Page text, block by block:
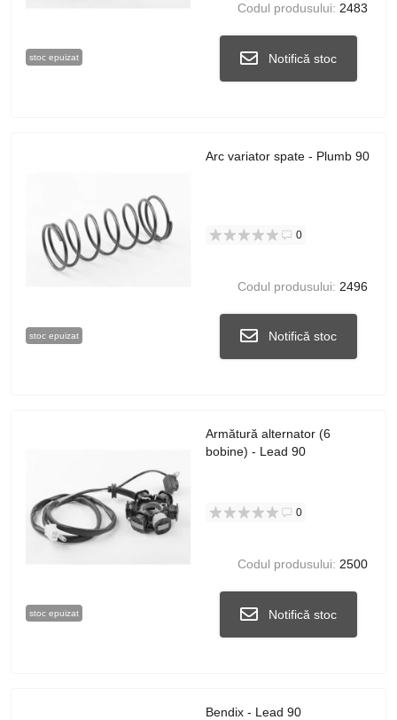
stoc epuizat
Codul produsului: 2483
Notifică stoc
stoc epuizat
Arc variator spate - Plumb 90
0
Codul produsului: 2496
Notifică stoc
stoc epuizat
Armătură alternator (6
bobine) - Lead 90
0
Codul produsului: 2500
Notifică stoc
Bendix - Lead 90